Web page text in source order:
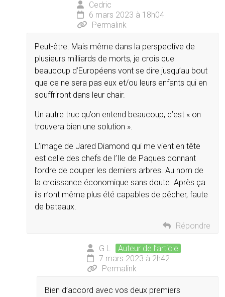
Cedric
6 mars 2023 à 18h04
Permalink
Peut-être. Mais même dans la perspective de
plusieurs milliards de morts, je crois que
beaucoup d’Européens vont se dire jusqu’au bout
que ce ne sera pas eux et/ou leurs enfants qui en
souffriront dans leur chair.
Un autre truc qu’on entend beaucoup, c’est « on
trouvera bien une solution ».
L’image de Jared Diamond qui me vient en tête
est celle des chefs de l’Ile de Paques donnant
l’ordre de couper les derniers arbres. Au nom de
la croissance économique sans doute. Après ça
ils n’ont même plus été capables de pêcher, faute
de bateaux.
Répondre
G L
Auteur de l’article
7 mars 2023 à 2h42
Permalink
Bien d’accord avec vos deux premiers